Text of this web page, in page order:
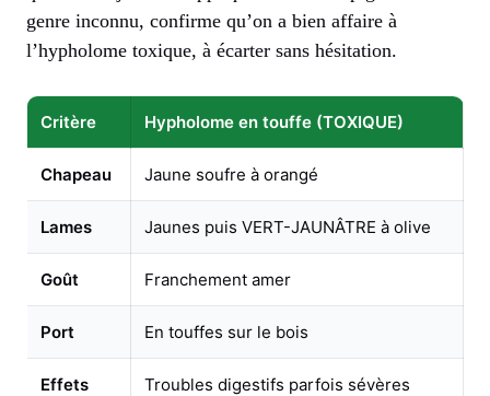
genre inconnu, confirme qu’on a bien affaire à
l’hypholome toxique, à écarter sans hésitation.
Critère Hypholome en touffe (TOXIQUE)
Chapeau Jaune soufre à orangé
Lames Jaunes puis VERT-JAUNÂTRE à olive
Goût Franchement amer
Port En touffes sur le bois
Effets Troubles digestifs parfois sévères